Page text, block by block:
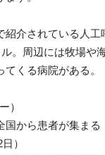
の
紹介されている人
。周辺には牧場や
くる病院がある。
）
国から患者が集まる
）